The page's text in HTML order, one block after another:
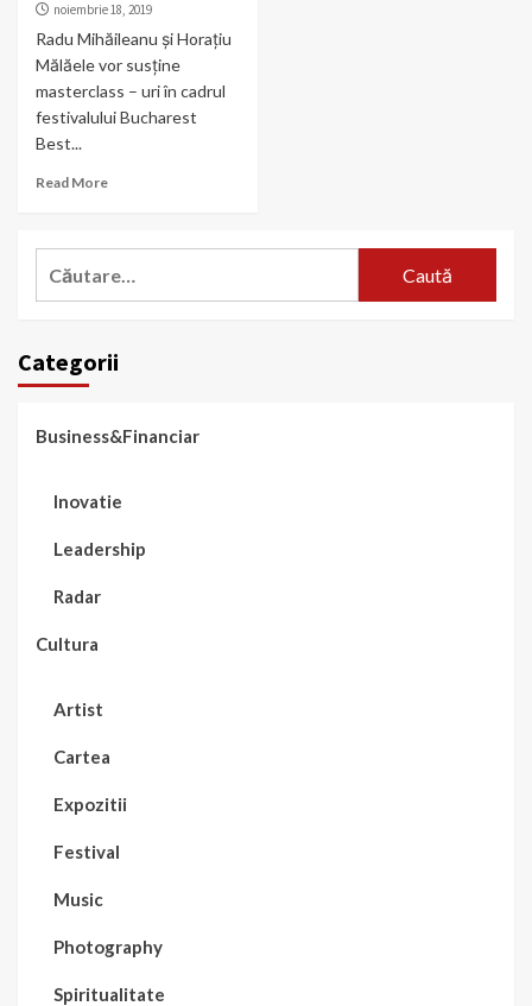
noiembrie 18, 2019
Radu Mihăileanu și Horațiu
Mălăele vor susține
masterclass – uri în cadrul
festivalului Bucharest
Best...
Read More
Categorii
Business&Financiar
Inovatie
Leadership
Radar
Cultura
Artist
Cartea
Expozitii
Festival
Music
Photography
Spiritualitate